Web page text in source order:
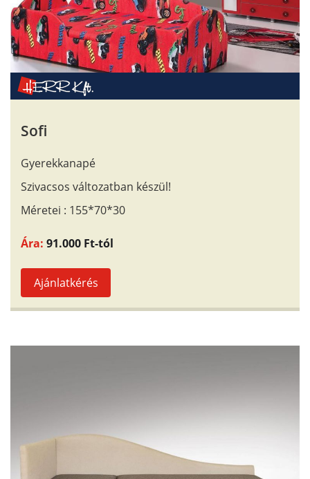
Sofi
Gyerekkanapé
Szivacsos változatban készül!
Méretei : 155*70*30
Ára: 91.000 Ft-tól
Ajánlatkérés